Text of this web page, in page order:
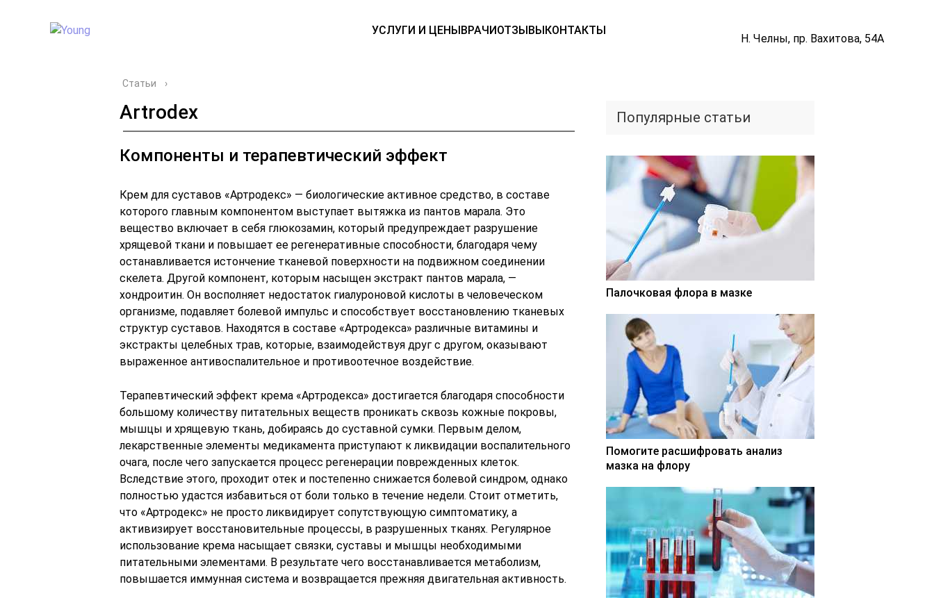
УСЛУГИ И ЦЕНЫВРАЧИОТЗЫВЫКОНТАКТЫ
Н. Челны, пр. Вахитова, 54А
Статьи ›
Artrodex
Компоненты и терапевтический эффект
Крем для суставов «Артродекс» — биологические активное средство, в составе
которого главным компонентом выступает вытяжка из пантов марала. Это
вещество включает в себя глюкозамин, который предупреждает разрушение
хрящевой ткани и повышает ее регенеративные способности, благодаря чему
останавливается истончение тканевой поверхности на подвижном соединении
скелета. Другой компонент, которым насыщен экстракт пантов марала, —
хондроитин. Он восполняет недостаток гиалуроновой кислоты в человеческом
организме, подавляет болевой импульс и способствует восстановлению тканевых
структур суставов. Находятся в составе «Артродекса» различные витамины и
экстракты целебных трав, которые, взаимодействуя друг с другом, оказывают
выраженное антивоспалительное и противоотечное воздействие.
Терапевтический эффект крема «Артродекса» достигается благодаря способности
большому количеству питательных веществ проникать сквозь кожные покровы,
мышцы и хрящевую ткань, добираясь до суставной сумки. Первым делом,
лекарственные элементы медикамента приступают к ликвидации воспалительного
очага, после чего запускается процесс регенерации поврежденных клеток.
Вследствие этого, проходит отек и постепенно снижается болевой синдром, однако
полностью удастся избавиться от боли только в течение недели. Стоит отметить,
что «Артродекс» не просто ликвидирует сопутствующую симптоматику, а
активизирует восстановительные процессы, в разрушенных тканях. Регулярное
использование крема насыщает связки, суставы и мышцы необходимыми
питательными элементами. В результате чего восстанавливается метаболизм,
повышается иммунная система и возвращается прежняя двигательная активность.
Популярные статьи
Палочковая флора в мазке
Помогите расшифровать анализ
мазка на флору